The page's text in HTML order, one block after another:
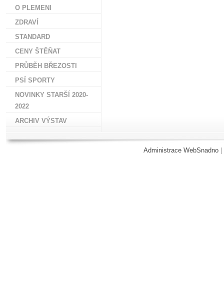
O PLEMENI
ZDRAVÍ
STANDARD
CENY ŠTĚŇAT
PRŮBĚH BŘEZOSTI
PSÍ SPORTY
NOVINKY STARŠÍ 2020-
2022
ARCHIV VÝSTAV
Administrace WebSnadno|